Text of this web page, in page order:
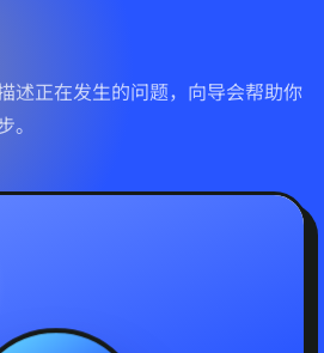
述正在发生的问题，向导会帮助你